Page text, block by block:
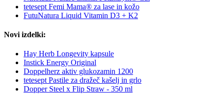
tetesept Femi Mama® za lase in kožo
FutuNatura Liquid Vitamin D3 + K2
Novi izdelki:
Hay Herb Longevity kapsule
Instick Energy Original
Doppelherz aktiv glukozamin 1200
tetesept Pastile za dražeč kašelj in grlo
Dopper Steel x Flip Straw - 350 ml